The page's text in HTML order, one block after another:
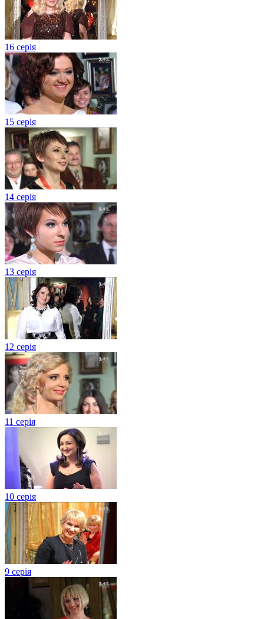
16 серія
15 серія
14 серія
13 серія
12 серія
11 серія
10 серія
9 серія